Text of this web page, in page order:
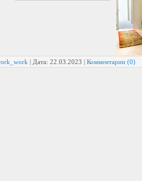
| Дата: 22.03.2023 | Комментарии (0)